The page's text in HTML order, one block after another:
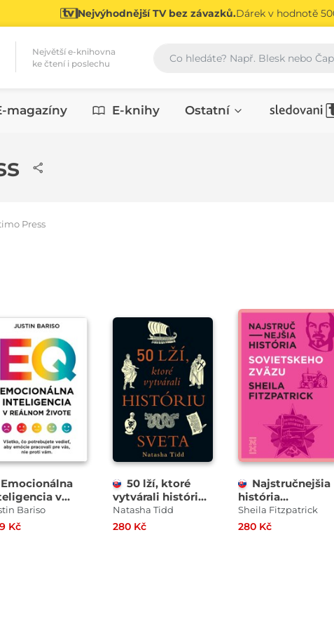
Nejvýhodnější TV bez závazků.Dárek v hodnotě
Největší e-knihovna
ke čtení i poslechu
Vyhledávání
magazíny E-knihy Ostatní
Press
Emocionálna
v
živote
Bariso
Kč
50 lží, ktoré
vytvárali históriu
sveta
Natasha Tidd
280 Kč
Najstručnejšia
história
Sovietskeho
zväzu
Sheila Fitzpatrick
280 Kč